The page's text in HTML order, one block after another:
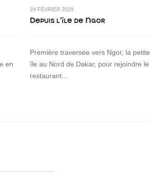
en
24 FÉVRIER 2019
Depuis l’île de Ngor
Première traversée vers Ngor, la petite
île au Nord de Dakar, pour rejoindre le
restaurant...